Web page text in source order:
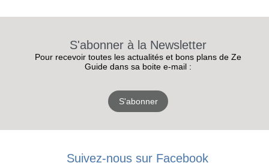
S'abonner à la Newsletter
Pour recevoir toutes les actualités et bons plans de Ze
Guide dans sa boite e-mail :
S'abonner
Suivez-nous sur Facebook